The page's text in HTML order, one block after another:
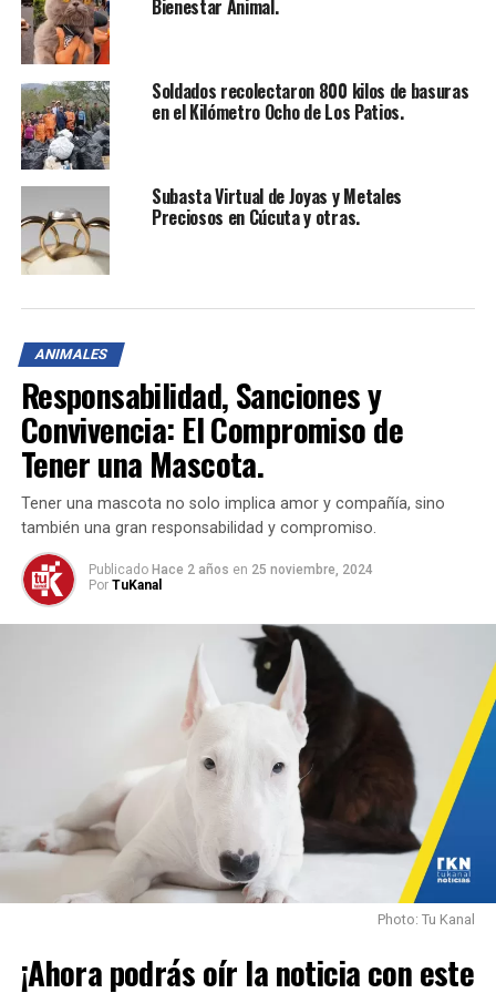
Soldados entregaron cocinas ecoeficientes a
campesinos del municipio de Ocaña.
Bienestar Animal.
Soldados recolectaron 800 kilos de basuras
en el Kilómetro Ocho de Los Patios.
Subasta Virtual de Joyas y Metales
Preciosos en Cúcuta y otras.
ANIMALES
Responsabilidad, Sanciones y
Convivencia: El Compromiso de
Tener una Mascota.
Tener una mascota no solo implica amor y compañía, sino
también una gran responsabilidad y compromiso.
Publicado Hace 2 años en 25 noviembre, 2024
Por TuKanal
Photo: Tu Kanal
¡Ahora podrás oír la noticia con este